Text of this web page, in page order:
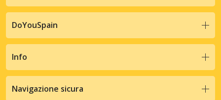
DoYouSpain
Info
Navigazione sicura